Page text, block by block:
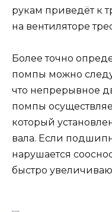
рукам приведёт к
на вентиляторе
Более точно
помпы можно
что непрерывное
помпы
который
вала. Если
нарушается
быстро